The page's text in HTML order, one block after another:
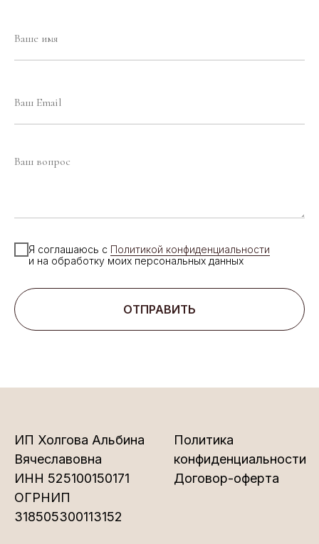
Я соглашаюсь с Политикой конфиденциальности
и на обработку моих персональных данных
ОТПРАВИТЬ
ИП Холгова Альбина
Вячеславовна
ИНН 525100150171
ОГРНИП
318505300113152
Политика
конфиденциальности
Договор-оферта